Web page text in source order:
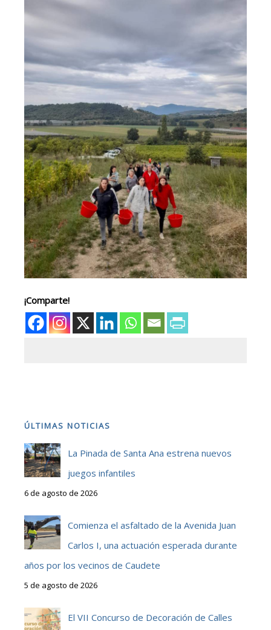
¡Comparte!
ÚLTIMAS NOTICIAS
La Pinada de Santa Ana estrena nuevos
juegos infantiles
6 de agosto de 2026
Comienza el asfaltado de la Avenida Juan
Carlos I, una actuación esperada durante
años por los vecinos de Caudete
5 de agosto de 2026
El VII Concurso de Decoración de Calles